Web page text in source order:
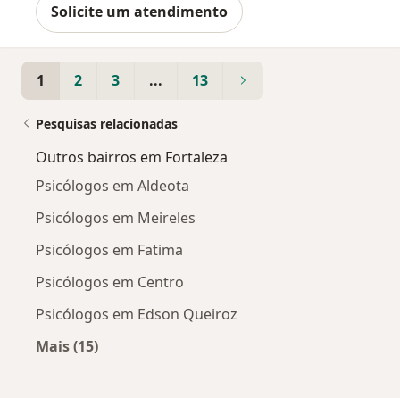
Solicite um atendimento
1 2 3 ... 13
Pesquisas relacionadas
Outros bairros em Fortaleza
Psicólogos em Aldeota
Psicólogos em Meireles
Psicólogos em Fatima
Psicólogos em Centro
Psicólogos em Edson Queiroz
Mais (15)